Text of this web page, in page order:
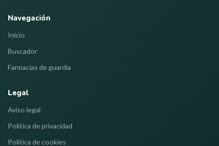
Navegación
Inicio
Buscador
Farmacias de guardia
Legal
Aviso legal
Política de privacidad
Política de cookies